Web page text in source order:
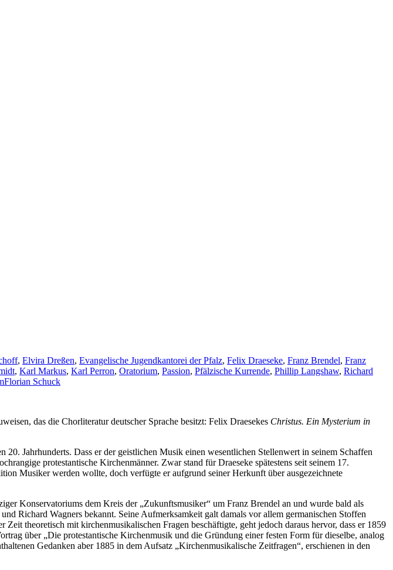
, Elvira Dreßen, Evangelische Jugendkantorei der Pfalz, Felix Draeseke, Franz Brendel, Franz
, Karl Markus, Karl Perron, Oratorium, Passion, Pfälzische Kurrende, Phillip Langshaw, Richard
Florian Schuck
das die Chorliteratur deutscher Sprache besitzt: Felix Draesekes Christus. Ein Mysterium in
Jahrhunderts. Dass er der geistlichen Musik einen wesentlichen Stellenwert in seinem Schaffen
protestantische Kirchenmänner. Zwar stand für Draeseke spätestens seit seinem 17.
Musiker werden wollte, doch verfügte er aufgrund seiner Herkunft über ausgezeichnete
Konservatoriums dem Kreis der „Zukunftsmusiker“ um Franz Brendel an und wurde bald als
Richard Wagners bekannt. Seine Aufmerksamkeit galt damals vor allem germanischen Stoffen
Zeit theoretisch mit kirchenmusikalischen Fragen beschäftigte, geht jedoch daraus hervor, dass er 1859
über „Die protestantische Kirchenmusik und die Gründung einer festen Form für dieselbe, analog
Gedanken aber 1885 in dem Aufsatz „Kirchenmusikalische Zeitfragen“, erschienen in den